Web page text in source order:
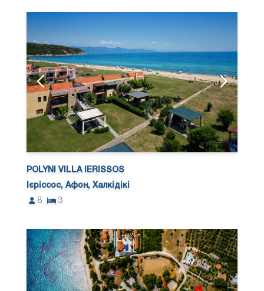
POLYNI VILLA IERISSOS
Ієріссос, Афон, Халкідікі
8
3